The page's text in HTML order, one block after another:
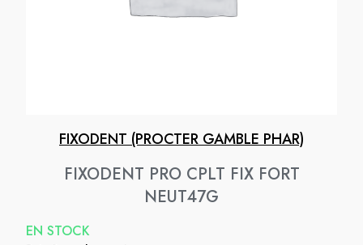
FIXODENT (PROCTER GAMBLE PHAR)
FIXODENT PRO CPLT FIX FORT
NEUT47G
EN STOCK